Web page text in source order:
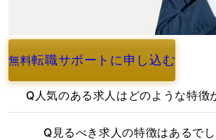
無料転職サポートに申し込む
よくあるご質問
Q 人気のある求人はどのような特徴
Q 見るべき求人の特徴はあるで